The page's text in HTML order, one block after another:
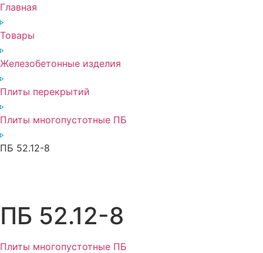
Главная
Товары
Железобетонные изделия
Плиты перекрытий
Плиты многопустотные ПБ
ПБ 52.12-8
ПБ 52.12-8
Плиты многопустотные ПБ